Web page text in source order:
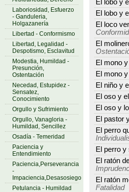
Laboriosidad, Esfuerzo
- Ganduleria,
Holgazanería
Libertad - Conformismo
Libertad, Legalidad -
Despotismo, Esclavitud
Modestia, Humildad -
Presunción,
Ostentación
Necedad, Estupidez -
Sensatez,
Conocimiento
Orgullo y Sufrimiento
Orgullo, Vanagloria -
Humildad, Sencillez
Osadía - Temeridad
Paciencia y
Entendimiento
Paciencia,Perseverancia
-
Impaciencia,Desasosiego
Petulancia - Humildad
El lobo y
El lobo y
El loco
El
El mono
El mono
El niño y
El oso y
El oso y
El pastor
El perro
El perro y
El ratón
El ratón
Fatalidad